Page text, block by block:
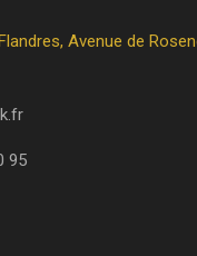
Avenue de
95